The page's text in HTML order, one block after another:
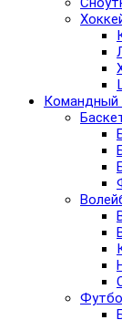
Командный